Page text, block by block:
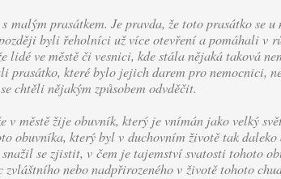
malým prasátkem. Je pravda, že toto prasátko se
byli řeholníci už více otevření a pomáhali v
lidé ve městě či vesnici, kde stála nějaká taková
prasátko, které bylo jejich darem pro nemocnici,
chtěli nějakým způsobem odvděčit.
v městě žije obuvník, který je vnímán jako velký
obuvníka, který byl v duchovním životě tak
se zjistit, v čem je tajemství svatosti tohoto
nebo nadpřirozeného v životě tohoto